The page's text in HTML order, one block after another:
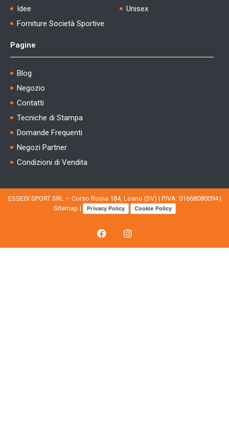
Idee
Forniture Società Sportive
Unisex
Pagine
Blog
Negozio
Contatti
Tecniche di Stampa
Domande Frequenti
Negozi Partner
Condizioni di Vendita
ESSEGI SPORT SRL – Corso Roma 184, Loano (SV) | P.IVA: 01668080094 |
Sitemap | Privacy Policy Cookie Policy